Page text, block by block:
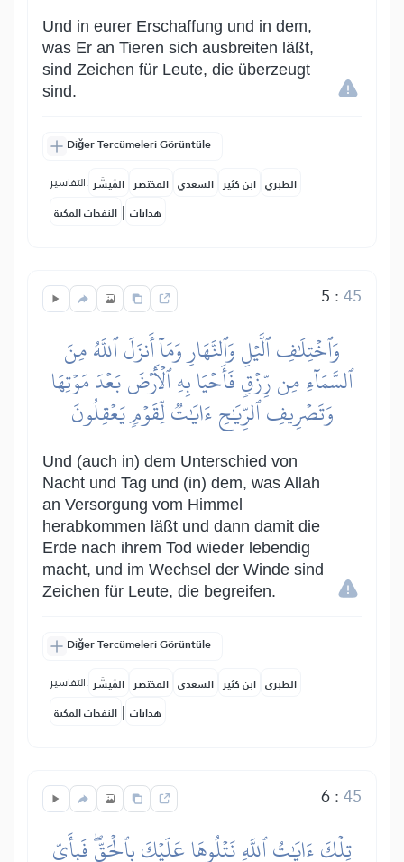
Und in eurer Erschaffung und in dem,
was Er an Tieren sich ausbreiten läßt,
sind Zeichen für Leute, die überzeugt
sind.
Diğer Tercümeleri Görüntüle
التفاسير: المُيسَّر المختصر السعدي ابن كثير الطبري
النفحات المكية | هدايات
5 :45
وَٱخۡتِلَٰفِ ٱلَّيۡلِ وَٱلنَّهَارِ وَمَآ أَنزَلَ ٱللَّهُ مِنَ
ٱلسَّمَآءِ مِن رِّزۡقٖ فَأَحۡيَا بِهِ ٱلۡأَرۡضَ بَعۡدَ مَوۡتِهَا
وَتَصۡرِيفِ ٱلرِّيَٰحِ ءَايَٰتٞ لِّقَوۡمٖ يَعۡقِلُونَ
Und (auch in) dem Unterschied von
Nacht und Tag und (in) dem, was Allah
an Versorgung vom Himmel
herabkommen läßt und dann damit die
Erde nach ihrem Tod wieder lebendig
macht, und im Wechsel der Winde sind
Zeichen für Leute, die begreifen.
Diğer Tercümeleri Görüntüle
التفاسير: المُيسَّر المختصر السعدي ابن كثير الطبري
النفحات المكية | هدايات
6:45
تِلۡكَ ءَايَٰتُ ٱللَّهِ نَتۡلُوهَا عَلَيۡكَ بِٱلۡحَقِّۖ فَبِأَيِّ